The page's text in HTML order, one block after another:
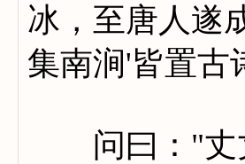
冰，至唐人遂
集南涧'皆置古
问曰："丈丈